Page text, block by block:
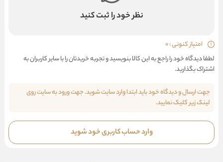
نظر خود را ثبت کنید
امتیاز کنونی : 0
لطفا دیدگاه خود را راجع به این کالا بنویسید و تجربه خریدتان را با سایر کاربران به
اشتراک بگذارید.
جهت ارسال و دیدگاه خود باید ابتدا وارد سایت شوید. جهت ورود به سایت روی
لینک زیر کلیک نمایید.
وارد حساب کاربری خود شوید